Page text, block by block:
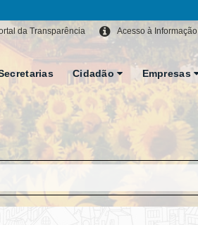
Acesso à Informação
da Transparência
Cidadão Empresas